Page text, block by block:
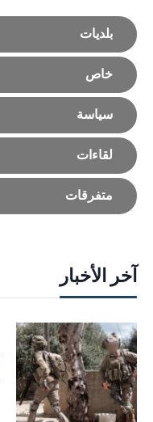
بلديات
خاص
سياسة
لقاءات
متفرقات
آخر الأخبار